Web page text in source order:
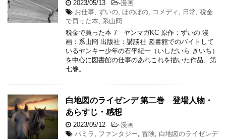
2023/05/13 -漫画
お仕事 ずいの ほのぼの コメディ 日常 税金
で買った本
系山冏
税金で買った本 7 ヤンマガKC 原作：ずいの 漫
画：系山冏 出版社：講談社 図書館でのバイトして
いるヤンキー少年の石平紀一（いしだいら きいち）
を中心に図書館の仕事のあれこれを描いた作品、第
七巻。 …
白地図のライゼンデ 第二巻 登場人物・
あらすじ・感想
2023/05/12 -漫画
パミラ
ファンタジー 冒険 白地図のライゼンデ